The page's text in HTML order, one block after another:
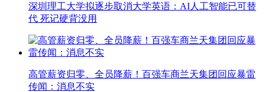
深圳理工大学拟逐步取消大学英语：AI人工智能已可替
代 死记硬背没用
高管薪资归零、全员降薪！百强车商兰天集团回应暴雷
传闻：消息不实